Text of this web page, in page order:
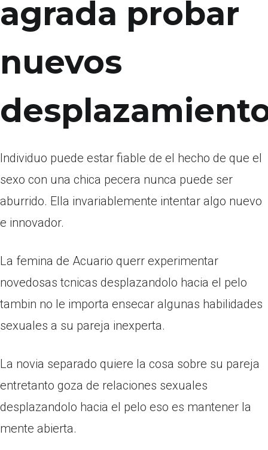
agrada probar
nuevos
Individuo puede estar fiable de el hecho de que el
sexo con una chica pecera nunca puede ser
aburrido. Ella invariablemente intentar algo nuevo
e innovador.
La femina de Acuario querr experimentar
novedosas tcnicas desplazandolo hacia el pelo
tambin no le importa enseсar algunas habilidades
sexuales a su pareja inexperta.
La novia separado quiere la cosa sobre su pareja
entretanto goza de relaciones sexuales
desplazandolo hacia el pelo eso es mantener la
mente abierta.